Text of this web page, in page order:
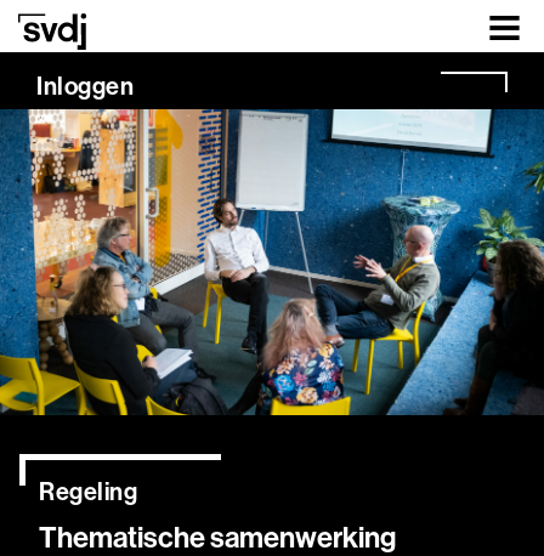
Naar hoofdinhoud
Inloggen
Thematische samenwerking
Regeling